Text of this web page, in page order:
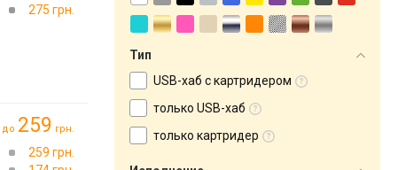
275 грн.
до 259 грн.
259 грн.
Тип
USB-хаб с картридером
только USB-хаб
только картридер